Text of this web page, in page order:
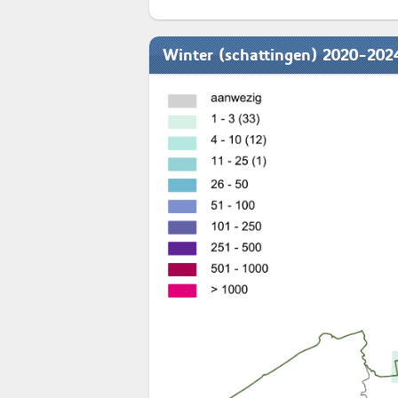
Winter (schattingen) 2020-